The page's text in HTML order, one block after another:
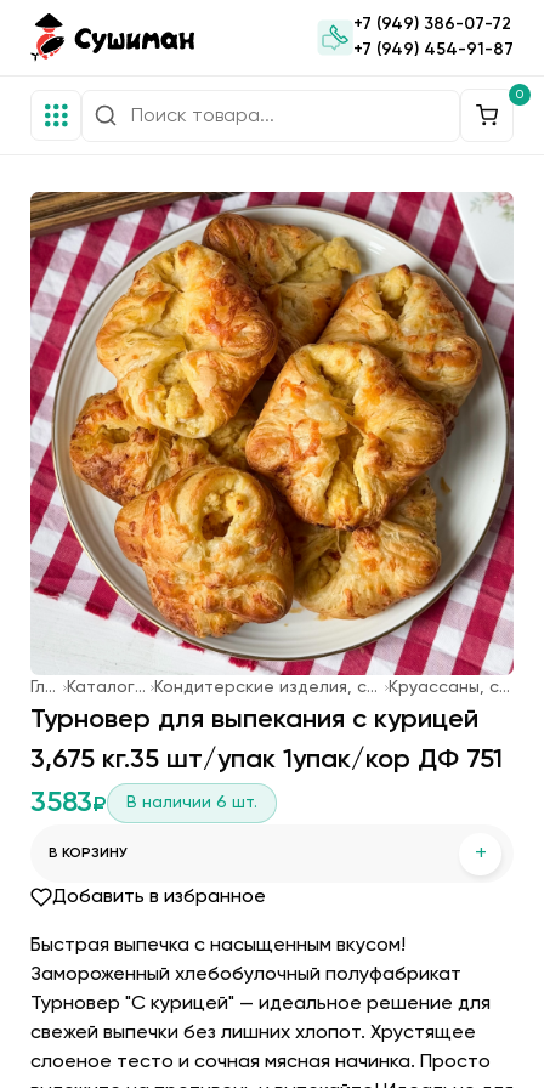
+7 (949) 386-07-72
+7 (949) 454-91-87
0
Главная Каталог продукции Кондитерские изделия, слоеная выпечка, мороженое Круассаны, слоеная выпечка
Турновер для выпекания с курицей
3,675 кг.35 шт/упак 1упак/кор ДФ 751
3583₽ В наличии 6 шт.
В КОРЗИНУ +
Добавить в избранное
Быстрая выпечка с насыщенным вкусом!
Замороженный хлебобулочный полуфабрикат
Турновер "С курицей" — идеальное решение для
свежей выпечки без лишних хлопот. Хрустящее
слоеное тесто и сочная мясная начинка. Просто